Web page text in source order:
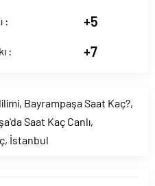
: +5
: +7
, Bayrampaşa Saat Kaç?,
Saat Kaç Canlı,
, İstanbul